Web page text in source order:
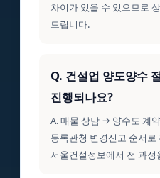
차이가 있을 수 있으므로
드립니다.
Q. 건설업 양도양수
진행되나요?
A. 매물 상담 → 양수도 계
등록관청 변경신고 순서로
서울건설정보에서 전 과정